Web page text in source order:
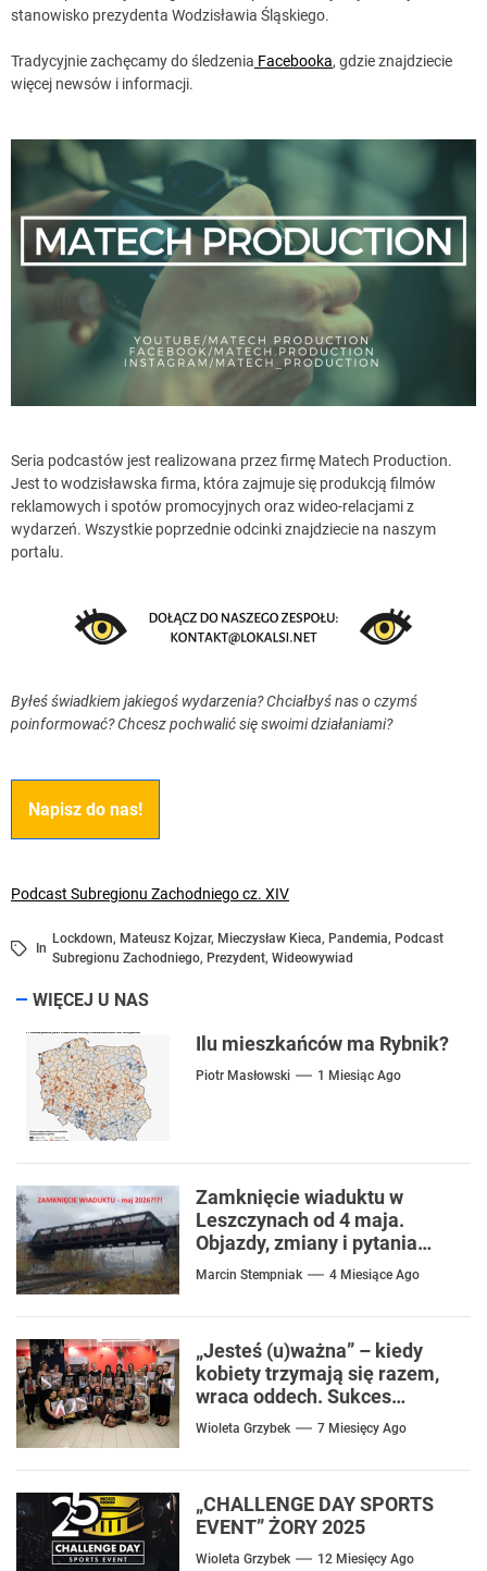
stanowisko prezydenta Wodzisławia Śląskiego.
Tradycyjnie zachęcamy do śledzenia Facebooka, gdzie znajdziecie
więcej newsów i informacji.
Seria podcastów jest realizowana przez firmę Matech Production.
Jest to wodzisławska firma, która zajmuje się produkcją filmów
reklamowych i spotów promocyjnych oraz wideo-relacjami z
wydarzeń. Wszystkie poprzednie odcinki znajdziecie na naszym
portalu.
Byłeś świadkiem jakiegoś wydarzenia? Chciałbyś nas o czymś
poinformować? Chcesz pochwalić się swoimi działaniami?
Napisz do nas!
Podcast Subregionu Zachodniego cz. XIV
In
Lockdown, Mateusz Kojzar, Mieczysław Kieca, Pandemia, Podcast
Subregionu Zachodniego, Prezydent, Wideowywiad
WIĘCEJ U NAS
Ilu mieszkańców ma Rybnik?
Piotr Masłowski 1 Miesiąc Ago
Zamknięcie wiaduktu w
Leszczynach od 4 maja.
Objazdy, zmiany i pytania
mieszkańców
Marcin Stempniak 4 Miesiące Ago
„Jesteś (u)ważna” – kiedy
kobiety trzymają się razem,
wraca oddech. Sukces
projektu w 2025 roku
Wioleta Grzybek 7 Miesięcy Ago
„CHALLENGE DAY SPORTS
EVENT” ŻORY 2025
Wioleta Grzybek 12 Miesięcy Ago